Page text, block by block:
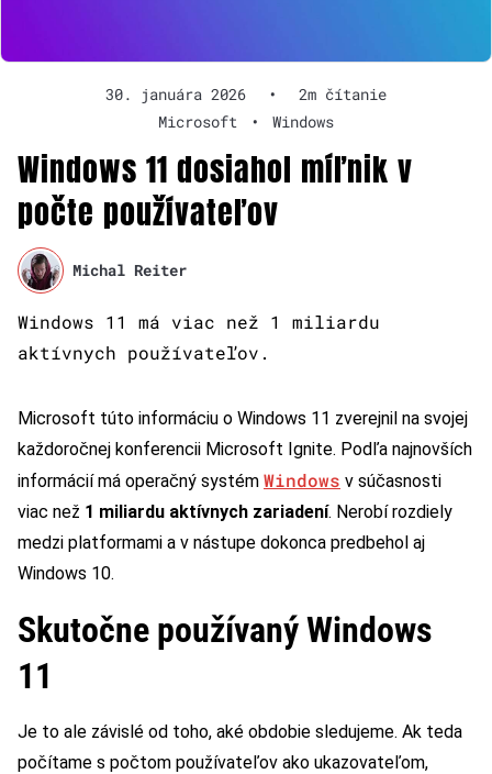
30. januára 2026 •
2m čítanie
Microsoft
• Windows
Windows 11 dosiahol míľnik v
počte používateľov
Michal Reiter
Windows 11 má viac než 1 miliardu
aktívnych používateľov.
Microsoft túto informáciu o Windows 11 zverejnil na svojej
každoročnej konferencii Microsoft Ignite. Podľa najnovších
informácií má operačný systém Windows v súčasnosti
viac než 1 miliardu aktívnych zariadení. Nerobí rozdiely
medzi platformami a v nástupe dokonca predbehol aj
Windows 10.
Skutočne používaný Windows
11
Je to ale závislé od toho, aké obdobie sledujeme. Ak teda
počítame s počtom používateľov ako ukazovateľom,